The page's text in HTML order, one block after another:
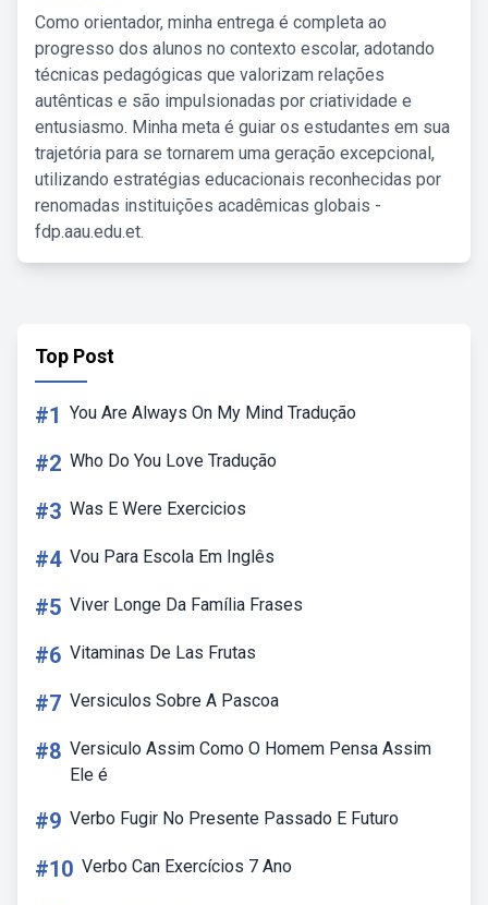
Como orientador, minha entrega é completa ao
progresso dos alunos no contexto escolar, adotando
técnicas pedagógicas que valorizam relações
autênticas e são impulsionadas por criatividade e
entusiasmo. Minha meta é guiar os estudantes em sua
trajetória para se tornarem uma geração excepcional,
utilizando estratégias educacionais reconhecidas por
renomadas instituições acadêmicas globais -
fdp.aau.edu.et.
Top Post
#1 You Are Always On My Mind Tradução
#2 Who Do You Love Tradução
#3 Was E Were Exercicios
#4 Vou Para Escola Em Inglês
#5 Viver Longe Da Família Frases
#6 Vitaminas De Las Frutas
#7 Versiculos Sobre A Pascoa
#8 Versiculo Assim Como O Homem Pensa Assim
Ele é
#9 Verbo Fugir No Presente Passado E Futuro
#10 Verbo Can Exercícios 7 Ano